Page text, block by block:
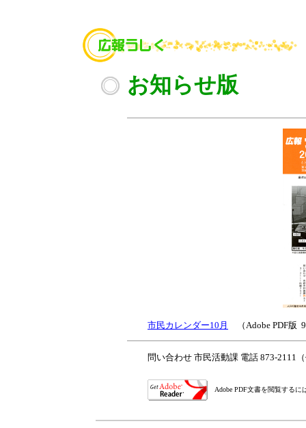
お知らせ版
市民カレンダー10月 （Adobe PDF版
問い合わせ 市民活動課 電話 873-
Adobe PDF文書を閲覧する